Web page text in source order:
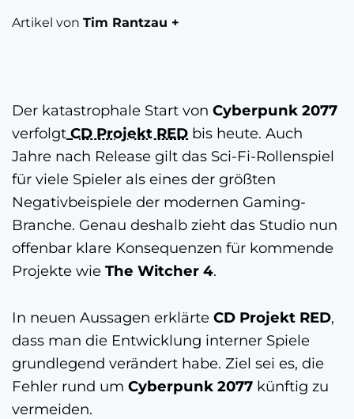
Artikel von Tim Rantzau +
Der katastrophale Start von Cyberpunk 2077
verfolgt CD Projekt RED bis heute. Auch
Jahre nach Release gilt das Sci-Fi-Rollenspiel
für viele Spieler als eines der größten
Negativbeispiele der modernen Gaming-
Branche. Genau deshalb zieht das Studio nun
offenbar klare Konsequenzen für kommende
Projekte wie The Witcher 4.
In neuen Aussagen erklärte CD Projekt RED,
dass man die Entwicklung interner Spiele
grundlegend verändert habe. Ziel sei es, die
Fehler rund um Cyberpunk 2077 künftig zu
vermeiden.